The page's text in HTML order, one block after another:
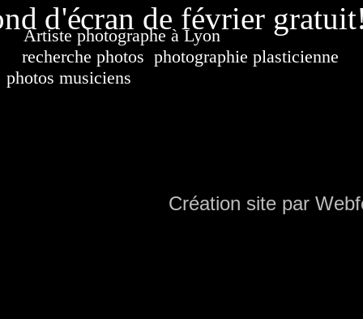
d'écran de février
Artiste photographe à LyonFrance. Banque
recherche photos photographie plasticienne
photos musiciens
Création site par